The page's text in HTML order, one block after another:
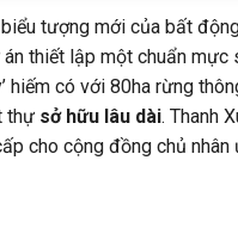
tượng mới của bất
án thiết lập một chuẩn mực
hiếm có với 80ha rừng
thự sở hữu lâu dài. Thanh
cho cộng đồng chủ nhân